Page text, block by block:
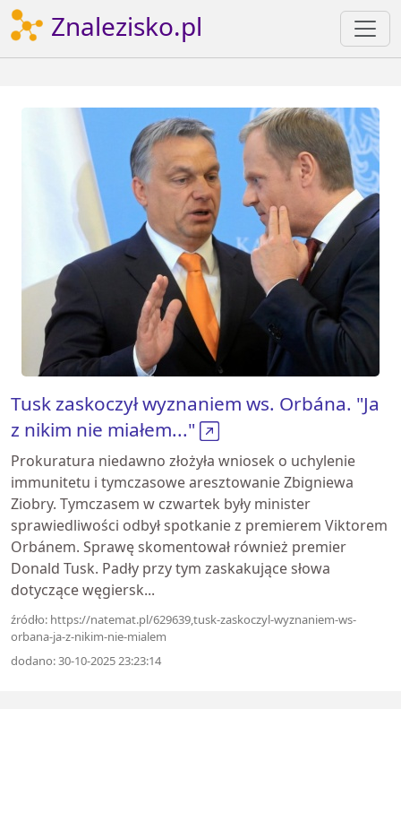
Znalezisko.pl
Tusk zaskoczył wyznaniem ws. Orbána. "Ja
z nikim nie miałem..."
Prokuratura niedawno złożyła wniosek o uchylenie
immunitetu i tymczasowe aresztowanie Zbigniewa
Ziobry. Tymczasem w czwartek były minister
sprawiedliwości odbył spotkanie z premierem Viktorem
Orbánem. Sprawę skomentował również premier
Donald Tusk. Padły przy tym zaskakujące słowa
dotyczące węgiersk...
źródło: https://natemat.pl/629639,tusk-zaskoczyl-wyznaniem-ws-
orbana-ja-z-nikim-nie-mialem
dodano: 30-10-2025 23:23:14